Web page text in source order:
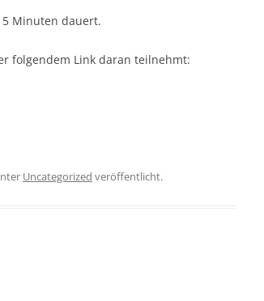
Minuten dauert.
folgendem Link daran teilnehmt:
Uncategorized veröffentlicht.